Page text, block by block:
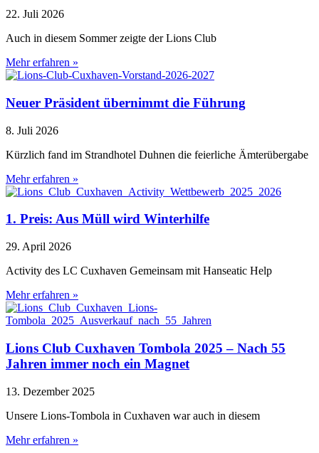
22. Juli 2026
Auch in diesem Sommer zeigte der Lions Club
Mehr erfahren »
Neuer Präsident übernimmt die Führung
8. Juli 2026
Kürzlich fand im Strandhotel Duhnen die feierliche Ämterübergabe
Mehr erfahren »
1. Preis: Aus Müll wird Winterhilfe
29. April 2026
Activity des LC Cuxhaven Gemeinsam mit Hanseatic Help
Mehr erfahren »
Lions Club Cuxhaven Tombola 2025 – Nach 55
Jahren immer noch ein Magnet
13. Dezember 2025
Unsere Lions-Tombola in Cuxhaven war auch in diesem
Mehr erfahren »